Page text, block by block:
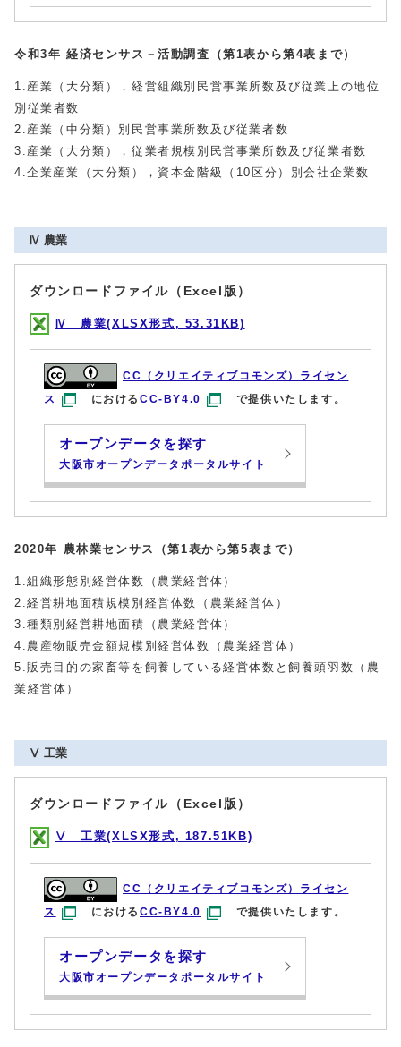
令和3年 経済センサス－活動調査（第1表から第4表まで）
1.産業（大分類），経営組織別民営事業所数及び従業上の地位
別従業者数
2.産業（中分類）別民営事業所数及び従業者数
3.産業（大分類），従業者規模別民営事業所数及び従業者数
4.企業産業（大分類），資本金階級（10区分）別会社企業数
Ⅳ 農業
ダウンロードファイル（Excel版）
Ⅳ 農業(XLSX形式, 53.31KB)
CC（クリエイティブコモンズ）ライセン
ス
におけるCC-BY4.0 で提供いたします。
オープンデータを探す
大阪市オープンデータポータルサイト
2020年 農林業センサス（第1表から第5表まで）
1.組織形態別経営体数（農業経営体）
2.経営耕地面積規模別経営体数（農業経営体）
3.種類別経営耕地面積（農業経営体）
4.農産物販売金額規模別経営体数（農業経営体）
5.販売目的の家畜等を飼養している経営体数と飼養頭羽数（農
業経営体）
Ⅴ 工業
ダウンロードファイル（Excel版）
Ⅴ 工業(XLSX形式, 187.51KB)
CC（クリエイティブコモンズ）ライセン
ス
におけるCC-BY4.0 で提供いたします。
オープンデータを探す
大阪市オープンデータポータルサイト